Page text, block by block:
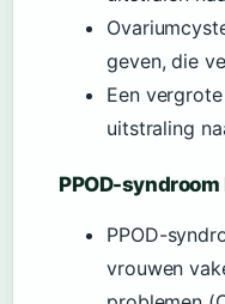
geven, die
Een
uitstraling
PPOD-
PPOD-
vrouwen